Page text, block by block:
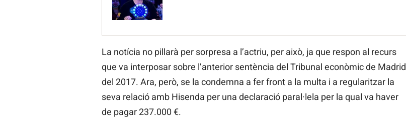
La notícia no pillarà per sorpresa a l’actriu, per això, ja que respon al recurs
que va interposar sobre l’anterior sentència del Tribunal econòmic de Madrid
del 2017. Ara, però, se la condemna a fer front a la multa i a regularitzar la
seva relació amb Hisenda per una declaració paral·lela per la qual va haver
de pagar 237.000 €.